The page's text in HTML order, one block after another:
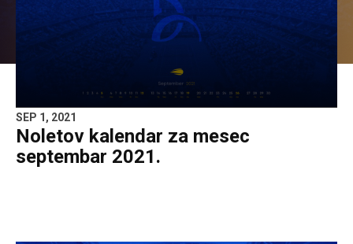
SEP 1, 2021
Noletov kalendar za mesec
septembar 2021.